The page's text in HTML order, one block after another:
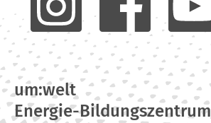
um:welt
Energie-Bildungszentrum